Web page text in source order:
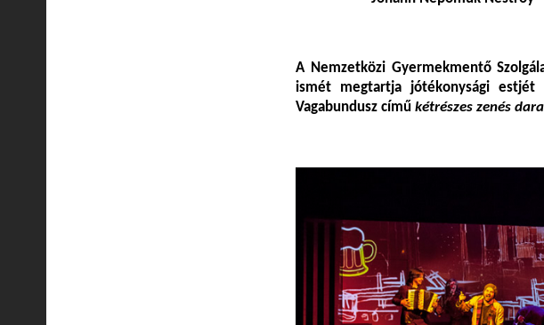
A Nemzetközi Gyermekmentő
ismét megtartja jótékonysági estjét
Vagabundusz című kétrészes zenés